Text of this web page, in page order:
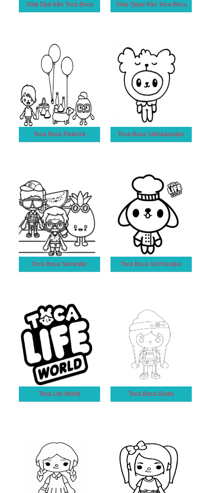
Söta Djur från Toca Boca Söta Tjejer från Toca Boca
Toca Boca Picknick Toca Boca Sällskapsdjur
Toca Boca Semester Toca Boca Söt Husdjur
Toca Life World Toca Boca Gratis